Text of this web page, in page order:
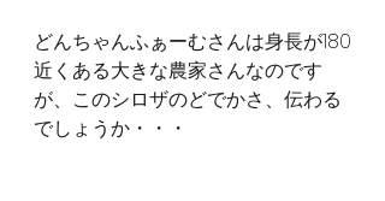
どんちゃんふぁーむさんは身長が180
近くある大きな農家さんなのです
が、このシロザのどでかさ、伝わる
でしょうか・・・